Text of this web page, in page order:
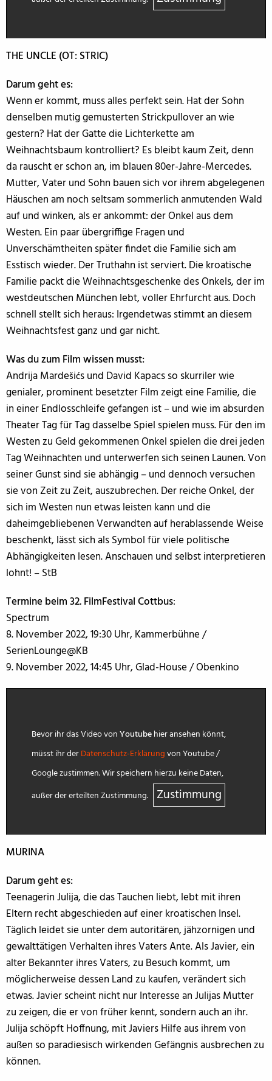
THE UNCLE (OT: STRIC)
Darum geht es:
Wenn er kommt, muss alles perfekt sein. Hat der Sohn
denselben mutig gemusterten Strickpullover an wie
gestern? Hat der Gatte die Lichterkette am
Weihnachtsbaum kontrolliert? Es bleibt kaum Zeit, denn
da rauscht er schon an, im blauen 80er-Jahre-Mercedes.
Mutter, Vater und Sohn bauen sich vor ihrem abgelegenen
Häuschen am noch seltsam sommerlich anmutenden Wald
auf und winken, als er ankommt: der Onkel aus dem
Westen. Ein paar übergriffige Fragen und
Unverschämtheiten später findet die Familie sich am
Esstisch wieder. Der Truthahn ist serviert. Die kroatische
Familie packt die Weihnachtsgeschenke des Onkels, der im
westdeutschen München lebt, voller Ehrfurcht aus. Doch
schnell stellt sich heraus: Irgendetwas stimmt an diesem
Weihnachtsfest ganz und gar nicht.
Was du zum Film wissen musst:
Andrija Mardešićs und David Kapacs so skurriler wie
genialer, prominent besetzter Film zeigt eine Familie, die
in einer Endlosschleife gefangen ist – und wie im absurden
Theater Tag für Tag dasselbe Spiel spielen muss. Für den im
Westen zu Geld gekommenen Onkel spielen die drei jeden
Tag Weihnachten und unterwerfen sich seinen Launen. Von
seiner Gunst sind sie abhängig – und dennoch versuchen
sie von Zeit zu Zeit, auszubrechen. Der reiche Onkel, der
sich im Westen nun etwas leisten kann und die
daheimgebliebenen Verwandten auf herablassende Weise
beschenkt, lässt sich als Symbol für viele politische
Abhängigkeiten lesen. Anschauen und selbst interpretieren
lohnt! – StB
Termine beim 32. FilmFestival Cottbus:
Spectrum
8. November 2022, 19:30 Uhr, Kammerbühne /
SerienLounge@KB
9. November 2022, 14:45 Uhr, Glad-House / Obenkino
Bevor ihr das Video vonYoutubehier ansehen könnt,
müsst ihr derDatenschutz-Erklärungvon Youtube /
Google zustimmen. Wir speichern hierzu keine Daten,
außer der erteilten Zustimmung.
Zustimmung
MURINA
Darum geht es:
Teenagerin Julija, die das Tauchen liebt, lebt mit ihren
Eltern recht abgeschieden auf einer kroatischen Insel.
Täglich leidet sie unter dem autoritären, jähzornigen und
gewalttätigen Verhalten ihres Vaters Ante. Als Javier, ein
alter Bekannter ihres Vaters, zu Besuch kommt, um
möglicherweise dessen Land zu kaufen, verändert sich
etwas. Javier scheint nicht nur Interesse an Julijas Mutter
zu zeigen, die er von früher kennt, sondern auch an ihr.
Julija schöpft Hoffnung, mit Javiers Hilfe aus ihrem von
außen so paradiesisch wirkenden Gefängnis ausbrechen zu
können.